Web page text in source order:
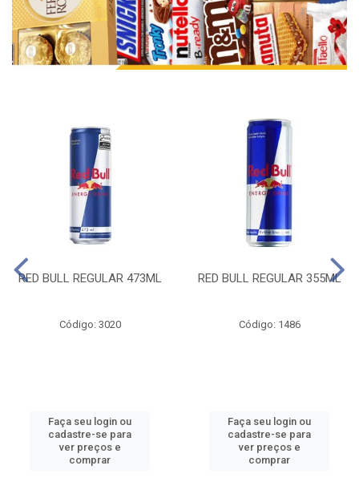
RED BULL REGULAR 473ML
Código: 3020
Faça seu login ou
cadastre-se para
ver preços e
comprar
RED BULL REGULAR 355ML
Código: 1486
Faça seu login ou
cadastre-se para
ver preços e
comprar